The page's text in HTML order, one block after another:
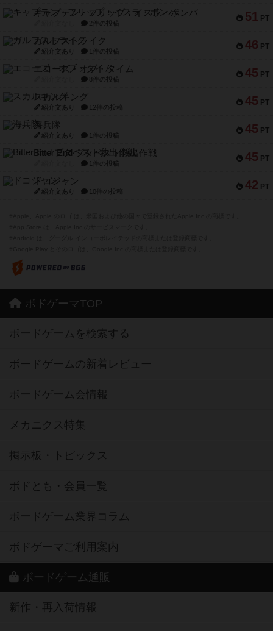
51 PT
キャプテン・フリップ：イスラ・ボンバ
2件の投稿
46 PT
ガルフストライク
紹介文あり 1件の投稿
45 PT
エコーズ・オブ・タイム
8件の投稿
45 PT
スカルキング
紹介文あり 12件の投稿
45 PT
海兵隊
紹介文あり 1件の投稿
45 PT
Bitter End ブタペスト救出作戦
1件の投稿
42 PT
ドコジャン
紹介文あり 10件の投稿
ボドゲーマTOP
ボードゲームを検索する
ボードゲームの新着レビュー
ボードゲーム会情報
メカニクス特集
掲示板・トピックス
ボドとも・会員一覧
ボードゲーム業界コラム
ボドゲーマご利用案内
ボードゲーム通販
新作・再入荷情報